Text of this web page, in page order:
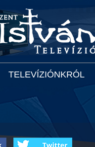
TELEVÍZIÓNKRÓL